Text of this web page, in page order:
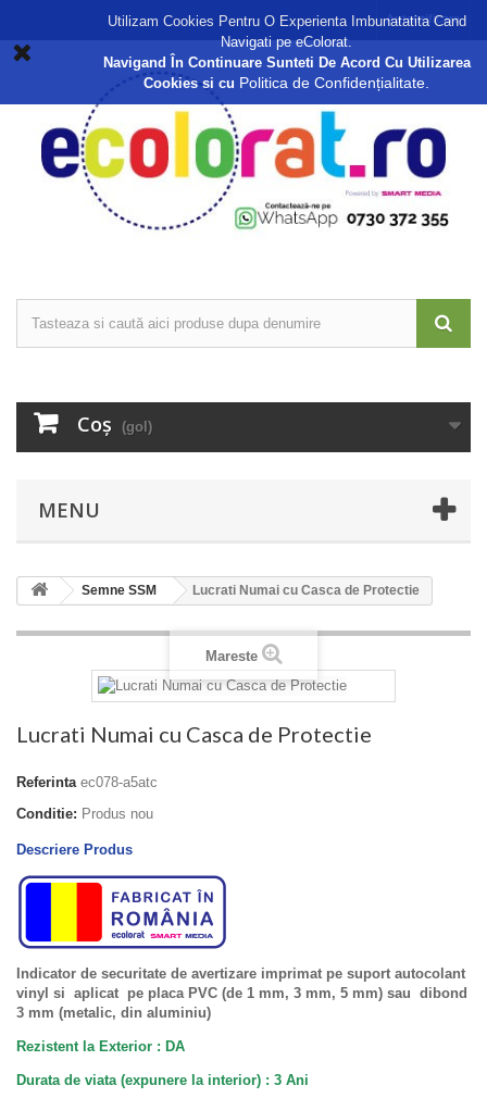
Autentificare
Coş (gol)
MENU
Semne SSM Lucrati Numai cu Casca de Protectie
Mareste
Lucrati Numai cu Casca de Protectie
Referinta ec078-a5atc
Conditie: Produs nou
Descriere Produs
Indicator de securitate de avertizare imprimat pe suport autocolant
vinyl si aplicat pe placa PVC (de 1 mm, 3 mm, 5 mm) sau dibond
3 mm (metalic, din aluminiu)
Rezistent la Exterior : DA
Durata de viata (expunere la interior) : 3 Ani
Utilizam Cookies Pentru O Experienta Imbunatatita Cand
Navigati pe eColorat.
Navigand În Continuare Sunteti De Acord Cu Utilizarea
Cookies si cu Politica de Confidențialitate.